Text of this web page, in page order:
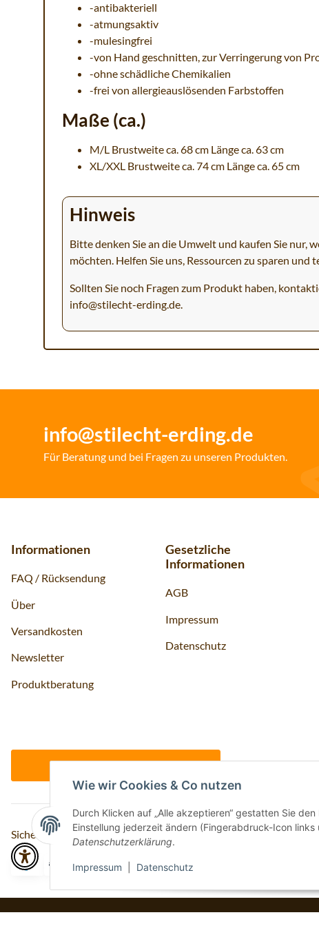
Wie wir Cookies & Co nutzen
Durch Klicken auf „Alle akzeptieren“ gestatten Sie
Einstellung jederzeit ändern (Fingerabdruck-Icon
Datenschutzerklärung.
Impressum Datenschutz
-antibakteriell
-atmungsaktiv
-mulesingfrei
-von Hand geschnitten, zur Verringerung von
-ohne schädliche Chemikalien
-frei von allergieauslösenden Farbstoffen
Maße (ca.)
M/L Brustweite ca. 68 cm Länge ca. 63 cm
XL/XXL Brustweite ca. 74 cm Länge ca. 65 cm
Hinweis
Bitte denken Sie an die Umwelt und kaufen Sie nur,
möchten. Helfen Sie uns, Ressourcen zu sparen und
Sollten Sie noch Fragen zum Produkt haben,
info@stilecht-erding.de.
info@stilecht-erding.de
Für Beratung und bei Fragen zu unseren Produkten.
Informationen
FAQ / Rücksendung
Über
Versandkosten
Newsletter
Produktberatung
Gesetzliche
Informationen
AGB
Impressum
Datenschutz
Vertrag widerrufen
Sicher bezahlen via:
* Alle Preise inkl. gesetzlicher USt., inkl.Versand